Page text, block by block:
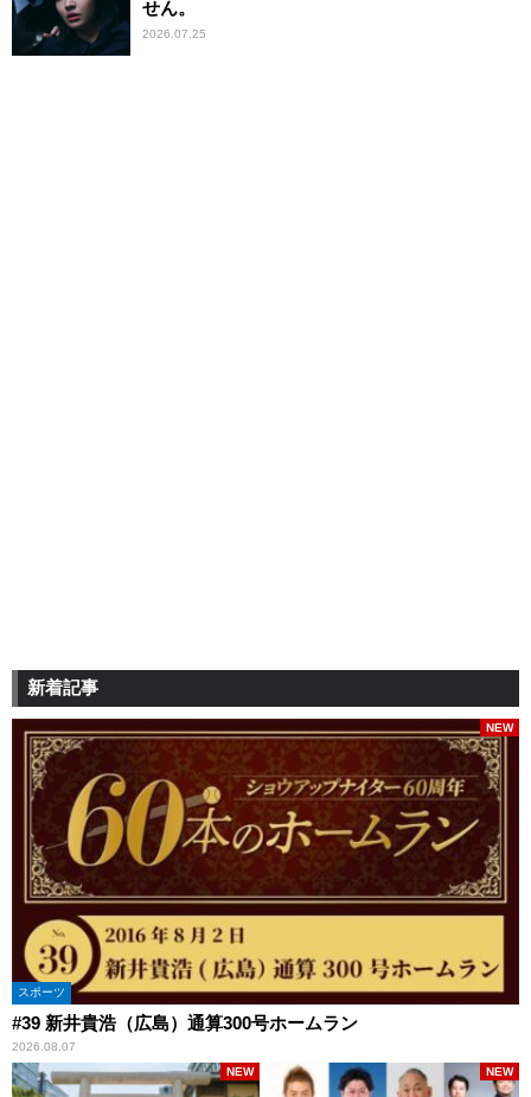
せん。
2026.07.25
新着記事
スポーツ
#39 新井貴浩（広島）通算300号ホームラン
2026.08.07
NEW
NEW NEW